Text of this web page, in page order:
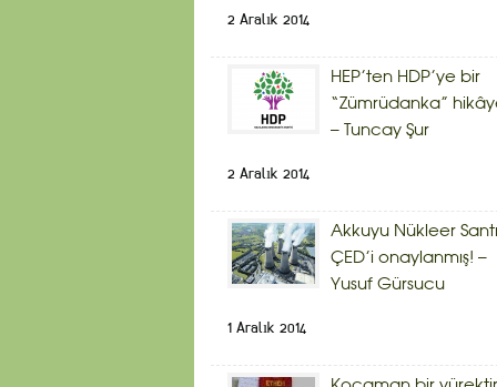
2 Aralık 2014
HEP’ten HDP’ye bir
“Zümrüdanka”
– Tuncay Şur
2 Aralık 2014
Akkuyu Nükleer
ÇED’i onaylanmış! –
Yusuf Gürsucu
1 Aralık 2014